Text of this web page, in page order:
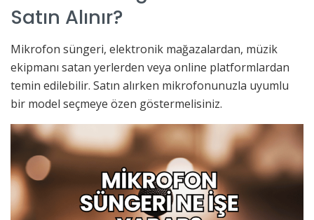
Satın Alınır?
Mikrofon süngeri, elektronik mağazalardan, müzik
ekipmanı satan yerlerden veya online platformlardan
temin edilebilir. Satın alırken mikrofonunuzla uyumlu
bir model seçmeye özen göstermelisiniz.